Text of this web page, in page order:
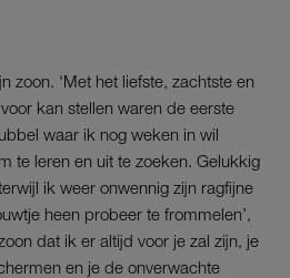
zoon. ‘Met het liefste, zachtste en
kan stellen waren de eerste
waar ik nog weken in wil
te leren en uit te zoeken. Gelukkig
ik weer onwennig zijn ragfijne
heen probeer te frommelen’,
dat ik er altijd voor je zal zijn, je
en je de onverwachte